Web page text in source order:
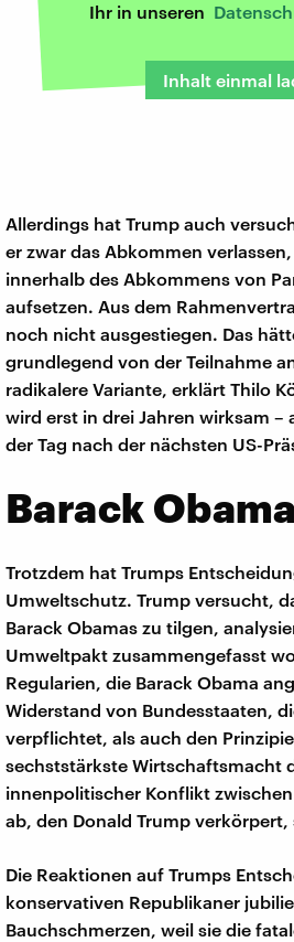
Ihr in unseren
Inhalt einmal
Allerdings hat Trump auch
er zwar das Abkommen
innerhalb des Abkommens von
aufsetzen. Aus dem
noch nicht ausgestiegen. Das
grundlegend von der Teilnahme
radikalere Variante, erklärt Thilo
wird erst in drei Jahren wirksam
der Tag nach der nächsten US-
Barack
Trotzdem hat Trumps
Umweltschutz. Trump versucht,
Barack Obamas zu tilgen,
Umweltpakt zusammengefasst
Regularien, die Barack Obama
Widerstand von Bundesstaaten,
verpflichtet, als auch den
sechststärkste Wirtschaftsmacht
innenpolitischer Konflikt
ab, den Donald Trump verkörpert,
Die Reaktionen auf Trumps
konservativen Republikaner
Bauchschmerzen, weil sie die